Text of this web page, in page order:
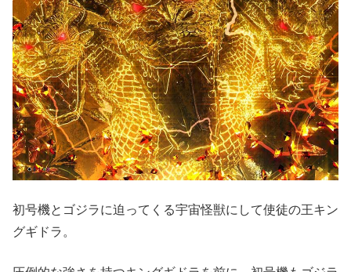
初号機とゴジラに迫ってくる宇宙怪獣にして使徒の王キン
グギドラ。